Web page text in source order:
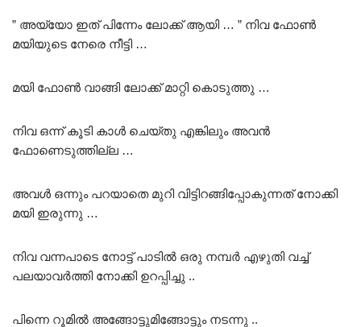
” അയ്യോ ഇത് പിന്നേം ലോക്ക് ആയി … ” നിവ ഫോൺ
മയിയുടെ നേരെ നീട്ടി …
മയി ഫോൺ വാങ്ങി ലോക്ക് മാറ്റി കൊടുത്തു …
നിവ ഒന്ന് കൂടി കാൾ ചെയ്തു എങ്കിലും അവൻ
ഫോണെടുത്തില്ല …
അവൾ ഒന്നും പറയാതെ മുറി വിട്ടിറങ്ങിപ്പോകുന്നത് നോക്കി
മയി ഇരുന്നു …
നിവ വന്നപാടെ നോട്ട് പാടിൽ ഒരു നമ്പർ എഴുതി വച്ച്
പലയാവർത്തി നോക്കി ഉറപ്പിച്ചു ..
പിന്നെ റൂമിൽ അങ്ങോട്ടുമിങ്ങോട്ടും നടന്നു ..